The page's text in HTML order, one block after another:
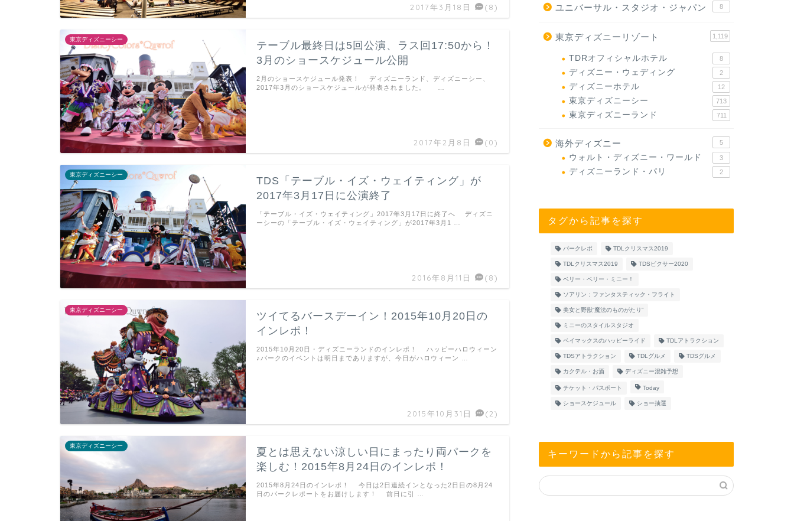
2017年3月18日 (8)
東京ディズニーシー
テーブル最終日は5回公演、ラス回17:50から！
3月のショースケジュール公開
2017年2月8日 (0)
2月のショースケジュール発表！ ディズニーランド、ディズニーシー、
2017年3月のショースケジュールが発表されました。 …
東京ディズニーシー
TDS「テーブル・イズ・ウェイティング」が
2017年3月17日に公演終了
2016年8月11日 (8)
「テーブル・イズ・ウェイティング」2017年3月17日に終了へ ディズニ
ーシーの「テーブル・イズ・ウェイティング」が2017年3月1 …
東京ディズニーシー
ツイてるバースデーイン！2015年10月20日の
インレポ！
2015年10月31日 (2)
2015年10月20日・ディズニーランドのインレポ！ ハッピーハロウィーン
♪パークのイベントは明日までありますが、今日がハロウィーン …
東京ディズニーシー
夏とは思えない涼しい日にまったり両パークを
楽しむ！2015年8月24日のインレポ！
2015年8月24日のインレポ！ 今日は2日連続インとなった2日目の8月24
日のパークレポートをお届けします！ 前日に引 …
ユニバーサル・スタジオ・ジャパン 8
東京ディズニーリゾート 1,119
TDRオフィシャルホテル 8
ディズニー・ウェディング 2
ディズニーホテル 12
東京ディズニーシー 713
東京ディズニーランド 711
海外ディズニー 5
ウォルト・ディズニー・ワールド 3
ディズニーランド・パリ 2
タグから記事を探す
パークレポ TDLクリスマス2019
TDLクリスマス2019 TDSピクサー2020
ベリー・ベリー・ミニー！
ソアリン：ファンタスティック・フライト
美女と野獣“魔法のものがたり”
ミニーのスタイルスタジオ
ベイマックスのハッピーライド TDLアトラクション
TDSアトラクション TDLグルメ TDSグルメ
カクテル・お酒 ディズニー混雑予想
チケット・パスポート Today
ショースケジュール ショー抽選
キーワードから記事を探す